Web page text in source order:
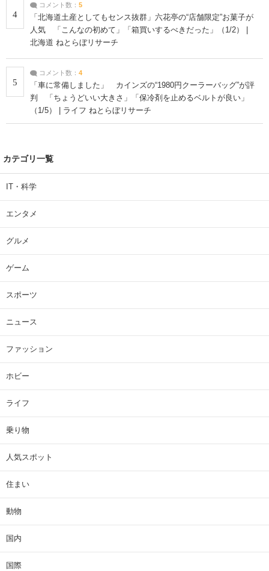
4
コメント数： 5
「北海道土産としてもセンス抜群」六花亭の“店舗限定”お菓子が
人気 「こんなの初めて」「箱買いするべきだった」（1/2） |
北海道 ねとらぼリサーチ
5
コメント数： 4
「車に常備しました」 カインズの“1980円クーラーバッグ”が評
判 「ちょうどいい大きさ」「保冷剤を止めるベルトが良い」
（1/5） | ライフ ねとらぼリサーチ
カテゴリ一覧
IT・科学
エンタメ
グルメ
ゲーム
スポーツ
ニュース
ファッション
ホビー
ライフ
乗り物
人気スポット
住まい
動物
国内
国際